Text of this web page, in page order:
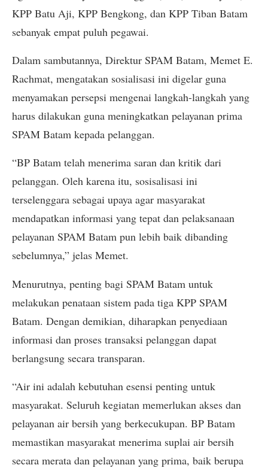
KPP Batu Aji, KPP Bengkong, dan KPP Tiban Batam
sebanyak empat puluh pegawai.
Dalam sambutannya, Direktur SPAM Batam, Memet E.
Rachmat, mengatakan sosialisasi ini digelar guna
menyamakan persepsi mengenai langkah-langkah yang
harus dilakukan guna meningkatkan pelayanan prima
SPAM Batam kepada pelanggan.
“BP Batam telah menerima saran dan kritik dari
pelanggan. Oleh karena itu, sosisalisasi ini
terselenggara sebagai upaya agar masyarakat
mendapatkan informasi yang tepat dan pelaksanaan
pelayanan SPAM Batam pun lebih baik dibanding
sebelumnya,” jelas Memet.
Menurutnya, penting bagi SPAM Batam untuk
melakukan penataan sistem pada tiga KPP SPAM
Batam. Dengan demikian, diharapkan penyediaan
informasi dan proses transaksi pelanggan dapat
berlangsung secara transparan.
“Air ini adalah kebutuhan esensi penting untuk
masyarakat. Seluruh kegiatan memerlukan akses dan
pelayanan air bersih yang berkecukupan. BP Batam
memastikan masyarakat menerima suplai air bersih
secara merata dan pelayanan yang prima, baik berupa